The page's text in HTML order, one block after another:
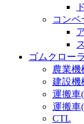
コンベ
ゴムクローラ
農業機
建設機
運搬車
運搬車
CTL